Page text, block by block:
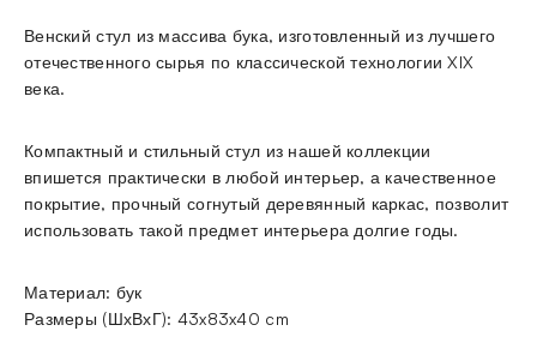
Венский стул из массива бука, изготовленный из лучшего
отечественного сырья по классической технологии XIX
века.
Компактный и стильный стул из нашей коллекции
впишется практически в любой интерьер, а качественное
покрытие, прочный согнутый деревянный каркас, позволит
использовать такой предмет интерьера долгие годы.
Материал: бук
Размеры (ШхВхГ): 43x83x40 cm